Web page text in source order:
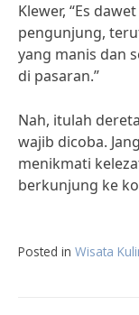
Klewer, “Es
pengunjung,
yang manis dan
di pasaran.”
Nah, itulah
wajib dicoba.
menikmati
berkunjung ke
Posted in Wisata